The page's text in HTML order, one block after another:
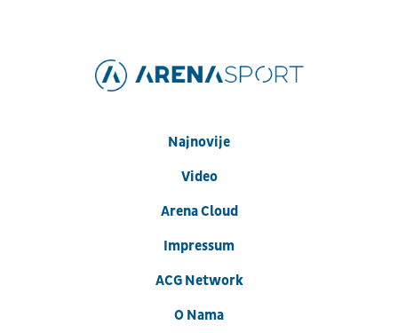
Najnovije
Video
Arena Cloud
Impressum
ACG Network
O Nama